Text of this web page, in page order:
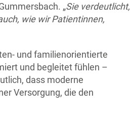
„Sie verdeutlicht,
wie wir Patientinnen,
und familienorientierte
und begleitet fühlen –
dass moderne
Versorgung, die den